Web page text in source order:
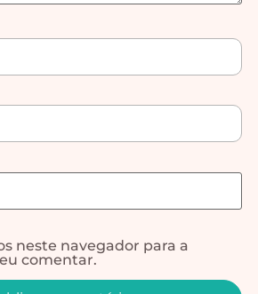
neste navegador para a
comentar.